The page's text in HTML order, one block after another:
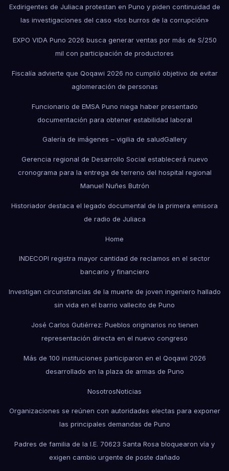
Exdirigentes de Juliaca protestan en Puno y piden continuidad de
las investigaciones del caso «los burros de la corrupción»
EXPO VIDA Puno 2026 busca generar ventas por más de S/250
mil con participación de productores
Fiscalía advierte que Qoqawi 2026 no cumplió objetivo de evitar
aglomeración de personas
Funcionario de EMSA Puno niega haber presentado
documentación para obtener estabilidad laboral
Galería de imágenes – vigilia de saludGallery
Gerencia regional de Desarrollo Social establecerá nuevo
cronograma para la entrega de terreno del hospital regional
Manuel Nuñes Butrón
Historiador destaca el legado documental de la primera emisora
de radio de Juliaca
Home
INDECOPI registra mayor cantidad de reclamos en el sector
bancario y financiero
Investigan circunstancias de la muerte de joven ingeniero hallado
sin vida en el barrio vallecito de Puno
José Carlos Gutiérrez: Pueblos originarios no tienen
representación directa en el nuevo congreso
Más de 100 instituciones participaron en el Qoqawi 2026
desarrollado en la plaza de armas de Puno
NosotrosNoticias
Organizaciones se reúnen con autoridades electas para exponer
las principales demandas de Puno
Padres de familia de la I.E. 70623 Santa Rosa bloquearon vía y
exigen cambio urgente de poste dañado